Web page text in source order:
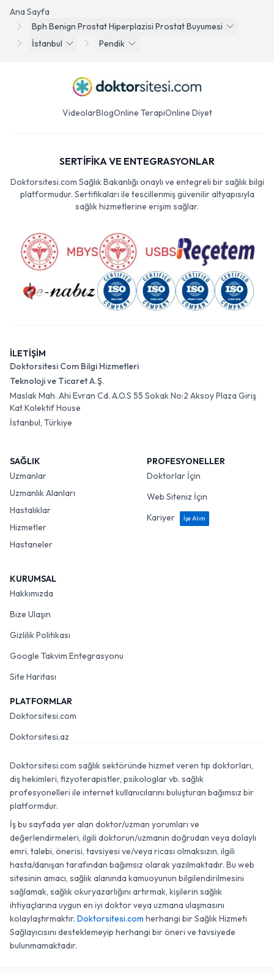
Ana Sayfa
Bph Benign Prostat Hiperplazisi Prostat Buyumesi
İstanbul
Pendik
VideolarBlogOnline TerapiOnline Diyet
SERTİFİKA VE ENTEGRASYONLAR
Doktorsitesi.com Sağlık Bakanlığı onaylı ve entegreli bir sağlık bilgi
platformudur. Sertifikaları ile tescillenmiş güvenilir altyapısıyla
sağlık hizmetlerine erişim sağlar.
İLETİŞİM
Doktorsitesi Com Bilgi Hizmetleri
Teknoloji ve Ticaret A.Ş.
Maslak Mah. Ahi Evran Cd. A.O.S 55 Sokak No:2 Aksoy Plaza Giriş
Kat Kolektif House
İstanbul, Türkiye
SAĞLIK
Uzmanlar
Uzmanlık Alanları
Hastalıklar
Hizmetler
Hastaneler
PROFESYONELLER
Doktorlar İçin
Web Siteniz İçin
Kariyer
İşe Alım
KURUMSAL
Hakkımızda
Bize Ulaşın
Gizlilik Politikası
Google Takvim Entegrasyonu
Site Haritası
PLATFORMLAR
Doktorsitesi.com
Doktorsitesi.az
Doktorsitesi.com sağlık sektöründe hizmet veren tıp doktorları,
diş hekimleri, fizyoterapistler, psikologlar vb. sağlık
profesyonelleri ile internet kullanıcılarını buluşturan bağımsız bir
platformdur.
İş bu sayfada yer alan doktor/uzman yorumları ve
değerlendirmeleri, ilgili doktorun/uzmanın doğrudan veya dolaylı
emri, talebi, önerisi, tavsiyesi ve/veya ricası olmaksızın, ilgili
hasta/danışan tarafından bağımsız olarak yazılmaktadır. Bu web
sitesinin amacı, sağlık alanında kamuoyunun bilgilendirilmesini
sağlamak, sağlık okuryazarlığını artırmak, kişilerin sağlık
ihtiyaçlarına uygun en iyi doktor veya uzmana ulaşmasını
kolaylaştırmaktır. Doktorsitesi.com herhangi bir Sağlık Hizmeti
Sağlayıcısını desteklemeyip herhangi bir öneri ve tavsiyede
bulunmamaktadır.